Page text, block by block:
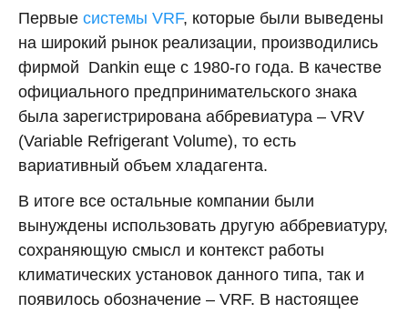
Первые системы VRF, которые были выведены
на широкий рынок реализации, производились
фирмой Dankin еще с 1980-го года. В качестве
официального предпринимательского знака
была зарегистрирована аббревиатура – VRV
(Variable Refrigerant Volume), то есть
вариативный объем хладагента.
В итоге все остальные компании были
вынуждены использовать другую аббревиатуру,
сохраняющую смысл и контекст работы
климатических установок данного типа, так и
появилось обозначение – VRF. В настоящее